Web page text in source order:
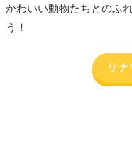
かわいい動物たちとのふ
う！
リ